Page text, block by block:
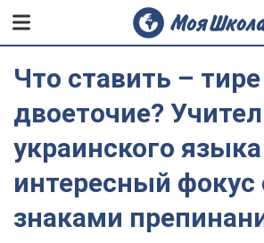
Что ставить –
двоеточие?
украинского
интересный фокус
знаками